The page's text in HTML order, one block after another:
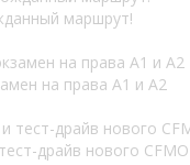
маршрут!
на права А1 и А2
драйв нового